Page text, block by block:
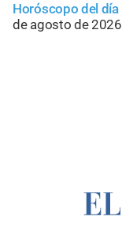
Horóscopo del día
de agosto de 2026